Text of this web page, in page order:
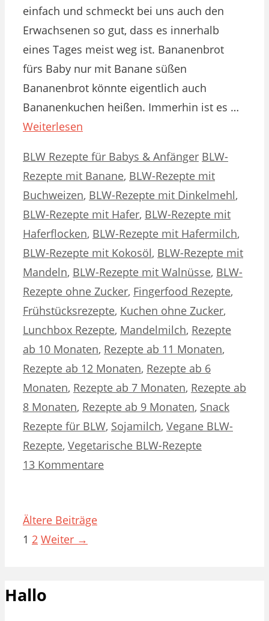
einfach und schmeckt bei uns auch den
Erwachsenen so gut, dass es innerhalb
eines Tages meist weg ist. Bananenbrot
fürs Baby nur mit Banane süßen
Bananenbrot könnte eigentlich auch
Bananenkuchen heißen. Immerhin ist es …
Weiterlesen
Kategorien
BLW Rezepte für Babys & Anfänger Schlagwörter
BLW-
Rezepte mit Banane, BLW-Rezepte mit
Buchweizen, BLW-Rezepte mit Dinkelmehl,
BLW-Rezepte mit Hafer, BLW-Rezepte mit
Haferflocken, BLW-Rezepte mit Hafermilch,
BLW-Rezepte mit Kokosöl, BLW-Rezepte mit
Mandeln, BLW-Rezepte mit Walnüsse, BLW-
Rezepte ohne Zucker, Fingerfood Rezepte,
Frühstücksrezepte, Kuchen ohne Zucker,
Lunchbox Rezepte, Mandelmilch, Rezepte
ab 10 Monaten, Rezepte ab 11 Monaten,
Rezepte ab 12 Monaten, Rezepte ab 6
Monaten, Rezepte ab 7 Monaten, Rezepte ab
8 Monaten, Rezepte ab 9 Monaten, Snack
Rezepte für BLW, Sojamilch, Vegane BLW-
Rezepte, Vegetarische BLW-Rezepte
13 Kommentare
Ältere Beiträge
Seite
1 Seite
2 Weiter →
Hallo